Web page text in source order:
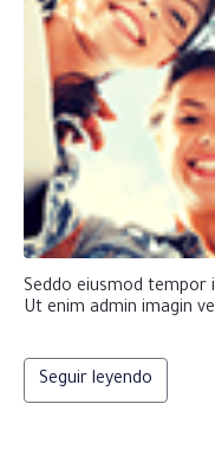
Seddo eiusmod
Ut enim admin imagin
Seguir leyendo